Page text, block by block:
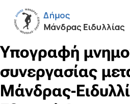
Υπογραφή
συνεργασίας
Μάνδρας-